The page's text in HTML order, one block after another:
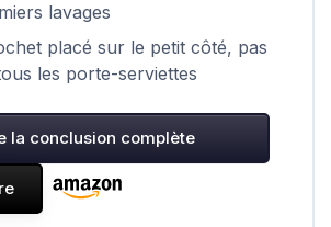
lavages
placé sur le petit côté, pas
les porte-serviettes
la conclusion complète